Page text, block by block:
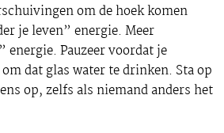
om de hoek komen
je leven” energie. Meer
energie. Pauzeer voordat je
dat glas water te drinken. Sta op
op, zelfs als niemand anders het